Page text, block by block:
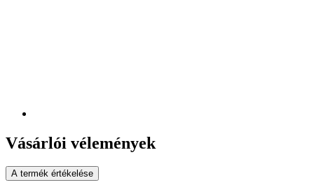
Vásárlói vélemények
A termék értékelése